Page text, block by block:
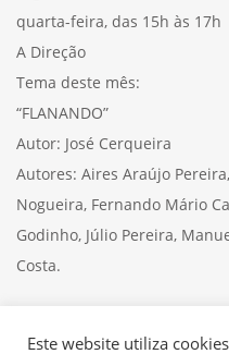
quarta-feira, das 15h às 17h
A Direção
Tema deste mês:
“FLANANDO”
Autor: José Cerqueira
Autores: Aires Araújo
Nogueira, Fernando Mário
Godinho, Júlio Pereira,
Costa.
Este website utiliza